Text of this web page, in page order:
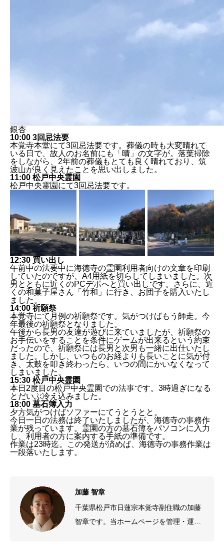
銀杏
10:00 3回忌法要
本覚寺本堂にて3回忌法要です。葬儀の時も大変晴れて
いる日で、故人のお名前にも「晴」の文字が。落葉掃除
をしながら、2年前の葬儀もとても良く晴れており、筑
波山が良く見えたことを思い出しました。
11:00 松戸中央霊園
松戸中央霊園にて3回忌法要です。
松戸中央霊園 松戸中央霊園 松戸中央霊園
12:30 買い出し
午前中の法要中に海徳寺の霊園利用者向けの文章を印刷
していたのですが、A4用紙を切らしてしまいました。次
男とともに近くのPCデポへと買い出しです。さらに、近
くの和菓子屋さん「竹和」に行き、お団子を購入いたし
ました。
14:00 祈願祭
本覚寺にて月例の祈願祭です。気がつけばもう師走。今
年最後の祈願祭となりました。
午後から長男の友達が遊びに来ていましたが、祈願祭の
お手伝いをすることを条件にゲームが出来るという約束
だったので、祈願祭には長男と次男も一緒に出仕いたし
ました。しかし、いつものお経よりも長いことに気が付
き、太鼓を叩き終わったら、いつの間にかいなくなって
しまいました。
15:30 松戸中央霊園
本日2度目の松戸中央霊園での法事です。3時過ぎになる
とだいぶ冷え込みました。
18:00 墓石簿入力
夕方気がつけばソファーにてうとうとと。
今日一日の法務は終了いたしましたが、海徳寺の事務作
業が残っています。霊園の方の墓石簿をパソコンに入力
し、利用者の方に案内する手紙の準備です。
作業は23時迄。この発送が済めば、海徳寺の事務作業は
一段落いたします。
加藤 智章
千葉県松戸市日蓮宗本覚寺副住職の加藤
智章です。当ホームページを管理・運営